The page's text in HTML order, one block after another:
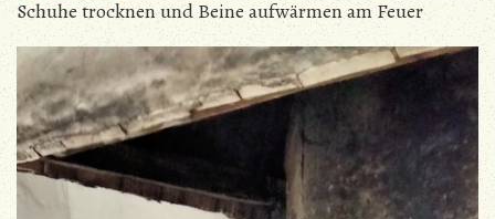
Schuhe trocknen und Beine aufwärmen am Feuer